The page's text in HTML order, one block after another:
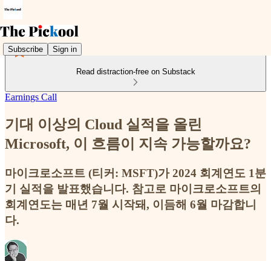
Subscribe Sign in
Read distraction-free on Substack
Earnings Call
기대 이상의 Cloud 실적을 올린
Microsoft, 이 흐름이 지속 가능할까요?
마이크로소프트 (티커: MSFT)가 2024 회계연도 1분
기 실적을 발표했습니다. 참고로 마이크로소프트의
회계연도는 매년 7월 시작돼, 이듬해 6월 마감합니
다.